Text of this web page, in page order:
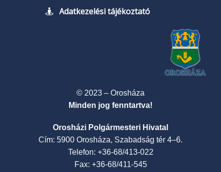
Adatkezelési tájékoztató
© 2023 – Orosháza
Minden jog fenntartva!
Orosházi Polgármesteri Hivatal
Cím: 5900 Orosháza, Szabadság tér 4–6.
Telefon: +36-68/413-022
Fax: +36-68/411-545